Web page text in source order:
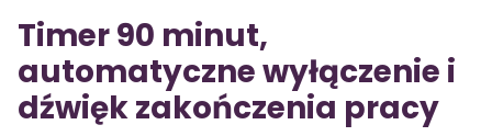
Timer 90 minut,
automatyczne wyłączenie i
dźwięk zakończenia pracy